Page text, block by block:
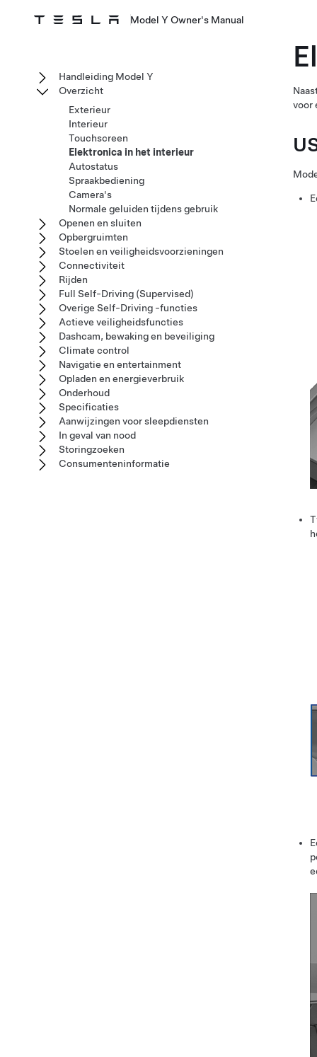
Model Y Owner's Manual
voor
Handleiding Model Y
Overzicht
Exterieur
Interieur
Touchscreen
Elektronica in het interieur
Autostatus
Spraakbediening
Camera's
Normale geluiden tijdens gebruik
Openen en sluiten
Opbergruimten
Stoelen en veiligheidsvoorzieningen
Connectiviteit
Rijden
Full Self-Driving (Supervised)
Overige Self-Driving -functies
Actieve veiligheidsfuncties
Dashcam, bewaking en beveiliging
Climate control
Navigatie en entertainment
Opladen en energieverbruik
Onderhoud
Specificaties
Aanwijzingen voor sleepdiensten
In geval van nood
Storingzoeken
Consumenteninformatie